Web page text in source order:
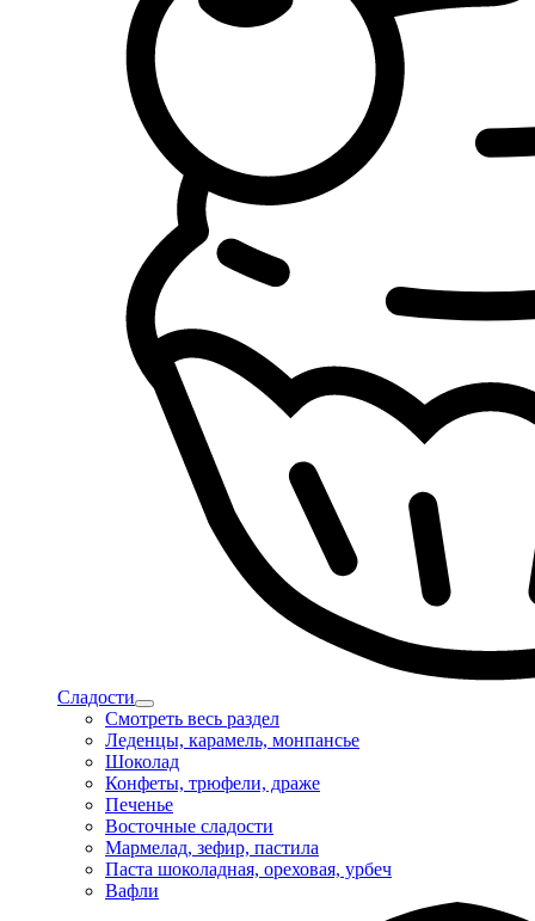
Сладости
Смотреть весь раздел
Леденцы, карамель, монпансье
Шоколад
Конфеты, трюфели, драже
Печенье
Восточные сладости
Мармелад, зефир, пастила
Паста шоколадная, ореховая, урбеч
Вафли